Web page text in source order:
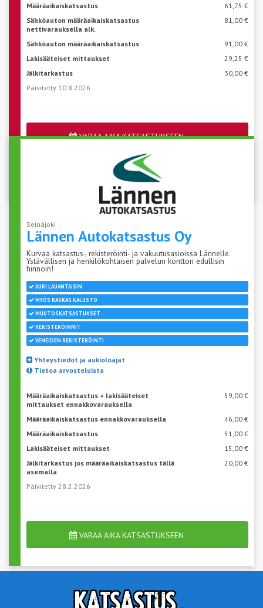
Määräaikaiskatsastus
61,75 €
Sähköauton määräaikaiskatsastus
nettivarauksella alk.
81,00 €
Sähköauton määräaikaiskatsastus
91,00 €
Lakisääteiset mittaukset
29,25 €
Jälkitarkastus
30,00 €
Päivitetty 10.8.2026
VARAA AIKA KATSASTUKSEEN
Katso aseman vapaat ajat
Seinäjoki
Lännen Autokatsastus Oy
Kurvaa katsastus-, rekisteröinti- ja vakuutusasioissa Lännelle.
Ystävällisen ja henkilökohtaisen palvelun konttori edullisin
hinnoin!
AUKI LAUANTAISIN
MYÖS RASKAS KALUSTO
MUUTOSKATSASTUKSET
REKISTERÖINNIT
VENEIDEN REKISTERÖINTI
Yhteystiedot ja aukioloajat
Tietoa arvosteluista
Määräaikaiskatsastus + lakisääteiset
mittaukset ennakkovarauksella
59,00 €
Määräaikaiskatsastus ennakkovarauksella
46,00 €
Määräaikaiskatsastus
51,00 €
Lakisääteiset mittaukset
15,00 €
Jälkitarkastus jos määräaikaiskatsastus tällä
asemalla
20,00 €
Päivitetty 28.2.2026
VARAA AIKA KATSASTUKSEEN